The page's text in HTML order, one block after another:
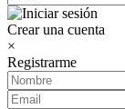
Crear una cuenta
×
Registrarme